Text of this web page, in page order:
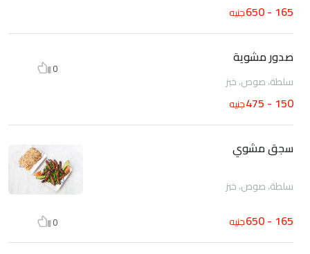
165 - 650 جنيه
صدور مشوية
سلطة، صوص، خبز
150 - 475 جنيه
0
سجق مشوي
سلطة، صوص، خبز
165 - 650 جنيه 0